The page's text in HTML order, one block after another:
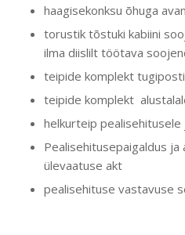
haagisekonksu õhuga
torustik tõstuki kabiini
ilma diislilt töötava
teipide komplekt
teipide komplekt
helkurteip pealisehitusele
Pealisehitusepaigaldus
ülevaatuse akt
pealisehituse vastavuse